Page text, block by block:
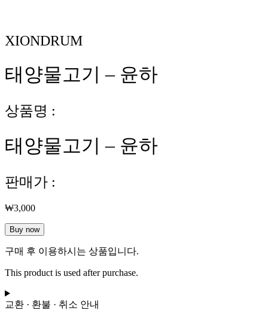
XIONDRUM
태양물고기 – 윤하
상품명 :
태양물고기 – 윤하
판매가 :
₩3,000
태
물
기
-
윤
Buy now
구매 후 이용하시는 상품입니다.
This product is used after purchase.
교환 · 환불 · 취소 안내